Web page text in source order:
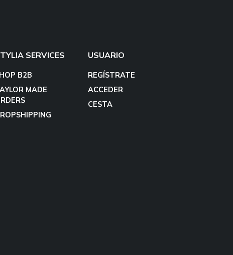
SERVICES
B2B
MADE
USUARIO
REGÍSTRATE
ACCEDER
CESTA